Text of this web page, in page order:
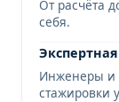
От расчёта
себя.
Инженеры и
стажировки